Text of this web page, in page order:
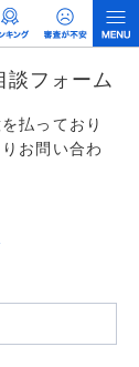
談フォーム
払っており
お問い合わ